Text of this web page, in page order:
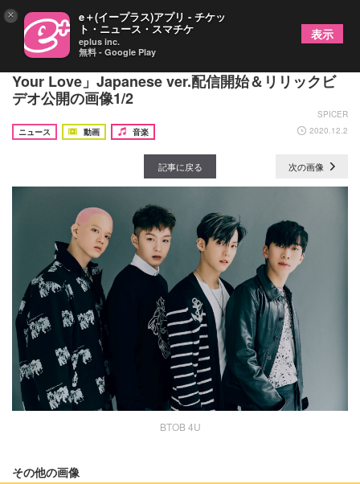
BTOBの新ユニット、BTOB 4Uが新曲「Show
Your Love」Japanese ver.配信開始＆リリックビ
デオ公開の画像1/2
SPICER
ニュース
動画 音楽 2020.12.2
記事に戻る 次の画像
BTOB 4U
その他の画像
× e＋(イープラス)アプリ - チケッ
ト・ニュース・スマチケ
eplus inc.
無料 - Google Play
表示